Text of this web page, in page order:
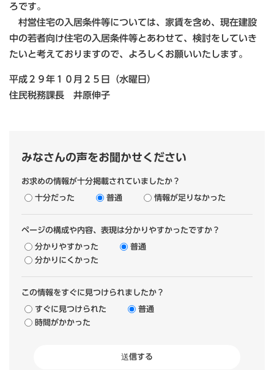
ろです。
村営住宅の入居条件等については、家賃を含め、現在建設
中の若者向け住宅の入居条件等とあわせて、検討をしていき
たいと考えておりますので、よろしくお願いいたします。
平成２９年１０月２５日（水曜日）
住民税務課長 井原伸子
みなさんの声をお聞かせください
お求めの情報が十分掲載されていましたか？
十分だった 普通 情報が足りなかった
ページの構成や内容、表現は分かりやすかったですか？
分かりやすかった
普通
分かりにくかった
この情報をすぐに見つけられましたか？
すぐに見つけられた
普通
時間がかかった